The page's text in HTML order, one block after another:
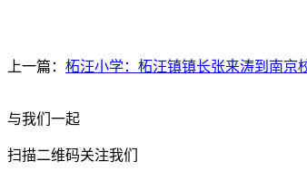
上一篇： 柘汪小学：柘汪镇镇长张来涛到南京
与我们一起
扫描二维码关注我们